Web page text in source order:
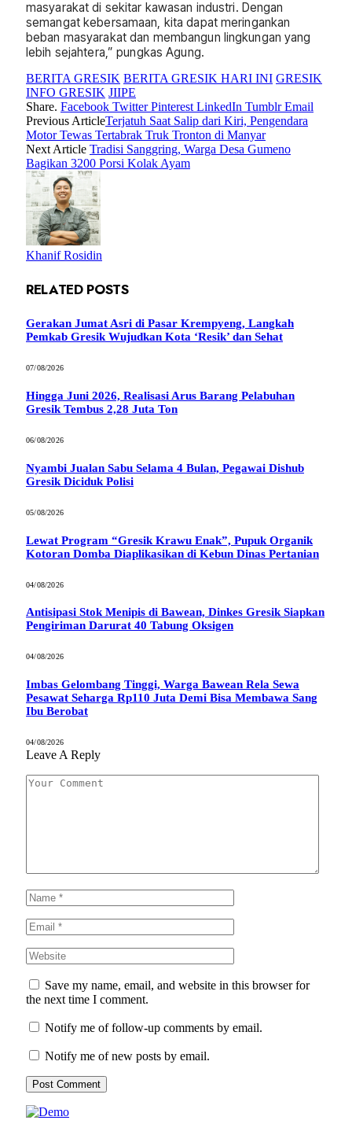
masyarakat di sekitar kawasan industri. Dengan
semangat kebersamaan, kita dapat meringankan
beban masyarakat dan membangun lingkungan yang
lebih sejahtera,” pungkas Agung.
BERITA GRESIK BERITA GRESIK HARI INI GRESIK
INFO GRESIK JIIPE
Share. Facebook Twitter Pinterest LinkedIn Tumblr Email
Previous ArticleTerjatuh Saat Salip dari Kiri, Pengendara
Motor Tewas Tertabrak Truk Tronton di Manyar
Next Article Tradisi Sanggring, Warga Desa Gumeno
Bagikan 3200 Porsi Kolak Ayam
Khanif Rosidin
RELATED POSTS
Gerakan Jumat Asri di Pasar Krempyeng, Langkah
Pemkab Gresik Wujudkan Kota ‘Resik’ dan Sehat
07/08/2026
Hingga Juni 2026, Realisasi Arus Barang Pelabuhan
Gresik Tembus 2,28 Juta Ton
06/08/2026
Nyambi Jualan Sabu Selama 4 Bulan, Pegawai Dishub
Gresik Diciduk Polisi
05/08/2026
Lewat Program “Gresik Krawu Enak”, Pupuk Organik
Kotoran Domba Diaplikasikan di Kebun Dinas Pertanian
04/08/2026
Antisipasi Stok Menipis di Bawean, Dinkes Gresik Siapkan
Pengiriman Darurat 40 Tabung Oksigen
04/08/2026
Imbas Gelombang Tinggi, Warga Bawean Rela Sewa
Pesawat Seharga Rp110 Juta Demi Bisa Membawa Sang
Ibu Berobat
04/08/2026
Leave A Reply
Save my name, email, and website in this browser for
the next time I comment.
Notify me of follow-up comments by email.
Notify me of new posts by email.